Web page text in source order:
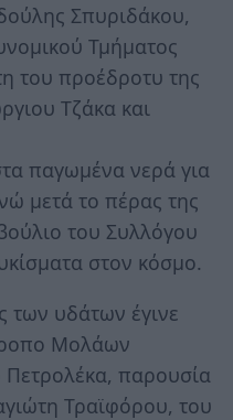
Σπυριδάκου,
Τμήματος
του προέδροτυ της
Τζάκα και
παγωμένα νερά για
μετά το πέρας της
του Συλλόγου
στον κόσμο.
των υδάτων έγινε
Μολάων
Πετρολέκα, παρουσία
Τραϊφόρου, του